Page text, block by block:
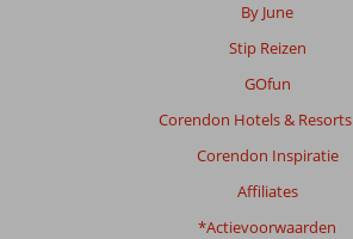
By June
Stip Reizen
GOfun
Corendon Hotels & Resorts
Corendon Inspiratie
Affiliates
*Actievoorwaarden